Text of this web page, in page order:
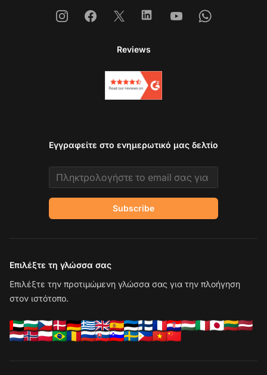
InstagramFacebook
X LinkedinYoutubeWhatsapp
Reviews
Εγγραφείτε στο ενημερωτικό μας δελτίο
Email address
Subscribe
Επιλέξτε τη γλώσσα σας
Επιλέξτε την προτιμώμενη γλώσσα σας για την πλοήγηση
στον ιστότοπο.